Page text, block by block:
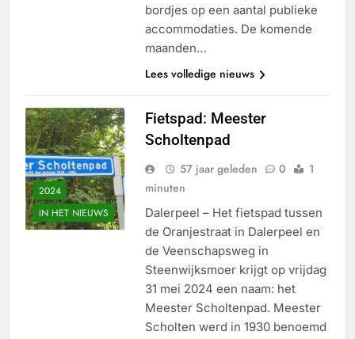
bordjes op een aantal publieke
accommodaties. De komende
maanden…
Lees volledige nieuws
2024
IN HET NIEUWS
Fietspad: Meester
Scholtenpad
57 jaar geleden 0
1
minuten
Dalerpeel – Het fietspad tussen
de Oranjestraat in Dalerpeel en
de Veenschapsweg in
Steenwijksmoer krijgt op vrijdag
31 mei 2024 een naam: het
Meester Scholtenpad. Meester
Scholten werd in 1930 benoemd